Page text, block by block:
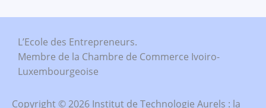
L’Ecole des Entrepreneurs.
Membre de la Chambre de Commerce Ivoiro-
Luxembourgeoise
Copyright © 2026 Institut de Technologie Aurels : la